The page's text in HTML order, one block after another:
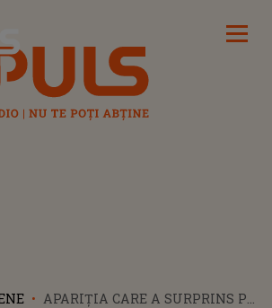
APARIȚIA CARE A SURPRINS PE